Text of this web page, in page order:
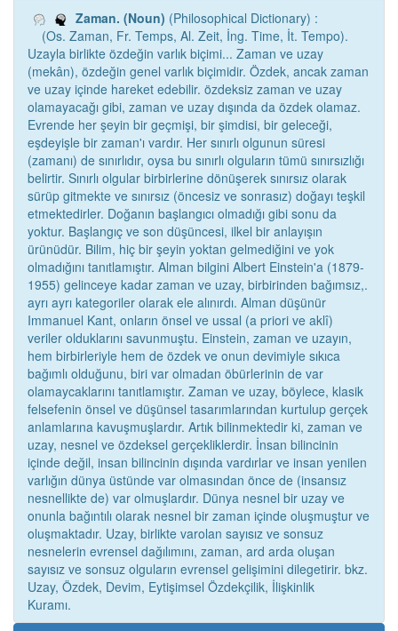
Zaman. (Noun) (Philosophical Dictionary) :
(Os. Zaman, Fr. Temps, Al. Zeit, İng. Time, İt. Tempo).
Uzayla birlikte özdeğin varlık biçimi... Zaman ve uzay
(mekân), özdeğin genel varlık biçimidir. Özdek, ancak zaman
ve uzay içinde hareket edebilir. özdeksiz zaman ve uzay
olamayacağı gibi, zaman ve uzay dışında da özdek olamaz.
Evrende her şeyin bir geçmişi, bir şimdisi, bir geleceği,
eşdeyişle bir zaman'ı vardır. Her sınırlı olgunun süresi
(zamanı) de sınırlıdır, oysa bu sınırlı olguların tümü sınırsızlığı
belirtir. Sınırlı olgular birbirlerine dönüşerek sınırsız olarak
sürüp gitmekte ve sınırsız (öncesiz ve sonrasız) doğayı teşkil
etmektedirler. Doğanın başlangıcı olmadığı gibi sonu da
yoktur. Başlangıç ve son düşüncesi, ilkel bir anlayışın
ürünüdür. Bilim, hiç bir şeyin yoktan gelmediğini ve yok
olmadığını tanıtlamıştır. Alman bilgini Albert Einstein'a (1879-
1955) gelinceye kadar zaman ve uzay, birbirinden bağımsız,.
ayrı ayrı kategoriler olarak ele alınırdı. Alman düşünür
Immanuel Kant, onların önsel ve ussal (a priori ve aklî)
veriler olduklarını savunmuştu. Einstein, zaman ve uzayın,
hem birbirleriyle hem de özdek ve onun devimiyle sıkıca
bağımlı olduğunu, biri var olmadan öbürlerinin de var
olamaycaklarını tanıtlamıştır. Zaman ve uzay, böylece, klasik
felsefenin önsel ve düşünsel tasarımlarından kurtulup gerçek
anlamlarına kavuşmuşlardır. Artık bilinmektedir ki, zaman ve
uzay, nesnel ve özdeksel gerçekliklerdir. İnsan bilincinin
içinde değil, insan bilincinin dışında vardırlar ve insan yenilen
varlığın dünya üstünde var olmasından önce de (insansız
nesnellikte de) var olmuşlardır. Dünya nesnel bir uzay ve
onunla bağıntılı olarak nesnel bir zaman içinde oluşmuştur ve
oluşmaktadır. Uzay, birlikte varolan sayısız ve sonsuz
nesnelerin evrensel dağılımını, zaman, ard arda oluşan
sayısız ve sonsuz olguların evrensel gelişimini dilegetirir. bkz.
Uzay, Özdek, Devim, Eytişimsel Özdekçilik, İlişkinlik
Kuramı.